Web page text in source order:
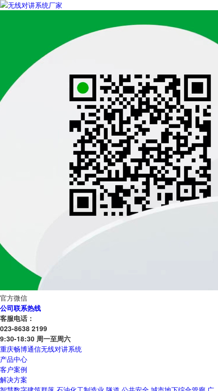
官方微信
公司联系热线
客服电话：
023-8638 2199
9:30-18:30 周一至周六
重庆畅博通信无线对讲系统
产品中心
客户案例
解决方案